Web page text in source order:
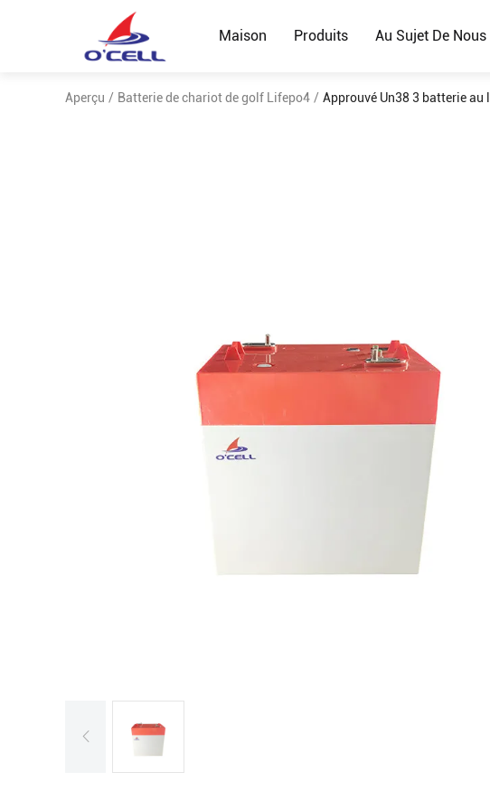
Maison Produits Au Sujet De Nous
Aperçu / Batterie de chariot de golf Lifepo4 / Approuvé Un38 3 batterie